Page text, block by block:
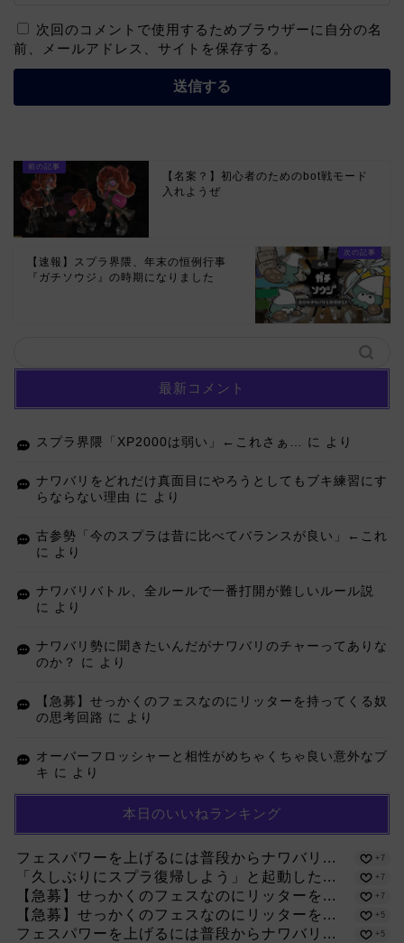
次回のコメントで使用するためブラウザーに自分の名
前、メールアドレス、サイトを保存する。
【名案？】初心者のためのbot戦モード
入れようぜ
【速報】スプラ界隈、年末の恒例行事
『ガチソウジ』の時期になりました
最新コメント
スプラ界隈「XP2000は弱い」←これさぁ… に より
ナワバリをどれだけ真面目にやろうとしてもブキ練習にす
らならない理由 に より
古参勢「今のスプラは昔に比べてバランスが良い」←これ
に より
ナワバリバトル、全ルールで一番打開が難しいルール説
に より
ナワバリ勢に聞きたいんだがナワバリのチャーってありな
のか？
に より
【急募】せっかくのフェスなのにリッターを持ってくる奴
の思考回路 に より
オーバーフロッシャーと相性がめちゃくちゃ良い意外なブ
キ に より
本日のいいねランキング
フェスパワーを上げるには普段からナワバリ... +7
「久しぶりにスプラ復帰しよう」と起動した... +7
【急募】せっかくのフェスなのにリッターを... +7
【急募】せっかくのフェスなのにリッターを... +5
フェスパワーを上げるには普段からナワバリ... +5